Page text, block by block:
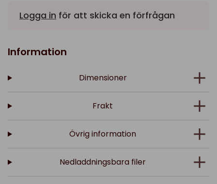
Logga in för att skicka en förfrågan
Information
Dimensioner
Frakt
Övrig information
Nedladdningsbara filer